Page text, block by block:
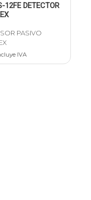
12FE DETECTOR
PASIVO
IVA